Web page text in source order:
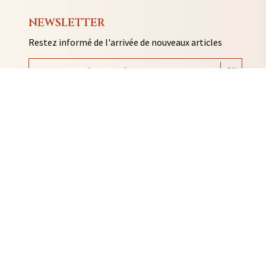
NEWSLETTER
Restez informé de l'arrivée de nouveaux articles